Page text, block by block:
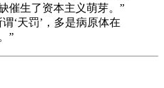
催生了资本主义萌芽。”
‘天罚’，多是病原体在
”